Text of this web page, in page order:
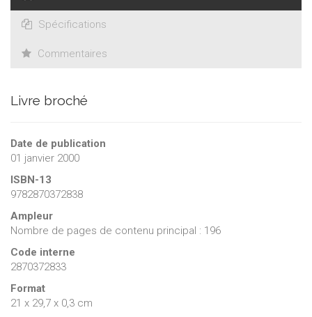
discursive du mot ce phénomène essentiellement visuel
qu'est le rêve.
Spécifications
Commentaires
Livre broché
Date de publication
01 janvier 2000
ISBN-13
9782870372838
Ampleur
Nombre de pages de contenu principal : 196
Code interne
2870372833
Format
21 x 29,7 x 0,3 cm